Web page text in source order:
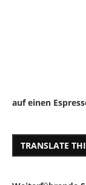
auf einen
TRANSLATE